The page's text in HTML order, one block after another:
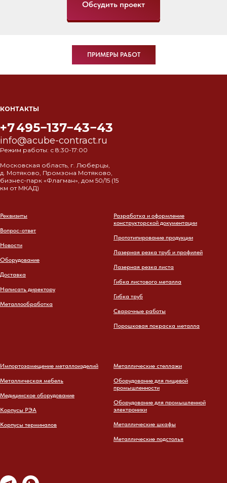
Обсудить проект
ПРИМЕРЫ РАБОТ
КОНТАКТЫ
+7 495−137−43−43
info@acube-contract.ru
Режим работы: с 8:30-17:00
Московская область, г. Люберцы,
д. Мотяково, Промзона Мотяково,
бизнес-парк «Флагман», дом 50/15 (15
км от МКАД)
Реквизиты
Вопрос-ответ
Новости
Оборудование
Доставка
Написать директору
Металлообработка
Разработка и оформление
конструкторской документации
Прототипирование продукции
Лазерная резка труб и профилей
Лазерная резка листа
Гибка листового металла
Гибка труб
Сварочные работы
Порошковая покраска металла
Импортозамещение металлоизделий
Металлическая мебель
Медицинское оборудование
Корпусы РЭА
Корпусы терминалов
Металлические стеллажи
Оборудование для пищевой
промышленности
Оборудование для промышленной
электроники
Металлические шкафы
Металлические подстолья